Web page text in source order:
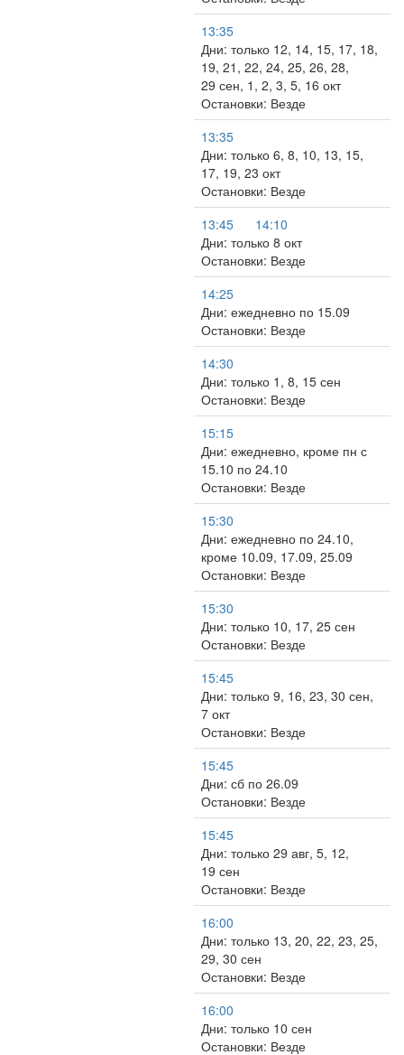
13:35
Дни: только 12, 14, 15, 17, 18,
19, 21, 22, 24, 25, 26, 28,
29 сен, 1, 2, 3, 5, 16 окт
Остановки: Везде
13:35
Дни: только 6, 8, 10, 13, 15,
17, 19, 23 окт
Остановки: Везде
13:45
14:10
Дни: только 8 окт
Остановки: Везде
14:25
Дни: ежедневно по 15.09
Остановки: Везде
14:30
Дни: только 1, 8, 15 сен
Остановки: Везде
15:15
Дни: ежедневно, кроме пн с
15.10 по 24.10
Остановки: Везде
15:30
Дни: ежедневно по 24.10,
кроме 10.09, 17.09, 25.09
Остановки: Везде
15:30
Дни: только 10, 17, 25 сен
Остановки: Везде
15:45
Дни: только 9, 16, 23, 30 сен,
7 окт
Остановки: Везде
15:45
Дни: сб по 26.09
Остановки: Везде
15:45
Дни: только 29 авг, 5, 12,
19 сен
Остановки: Везде
16:00
Дни: только 13, 20, 22, 23, 25,
29, 30 сен
Остановки: Везде
16:00
Дни: только 10 сен
Остановки: Везде